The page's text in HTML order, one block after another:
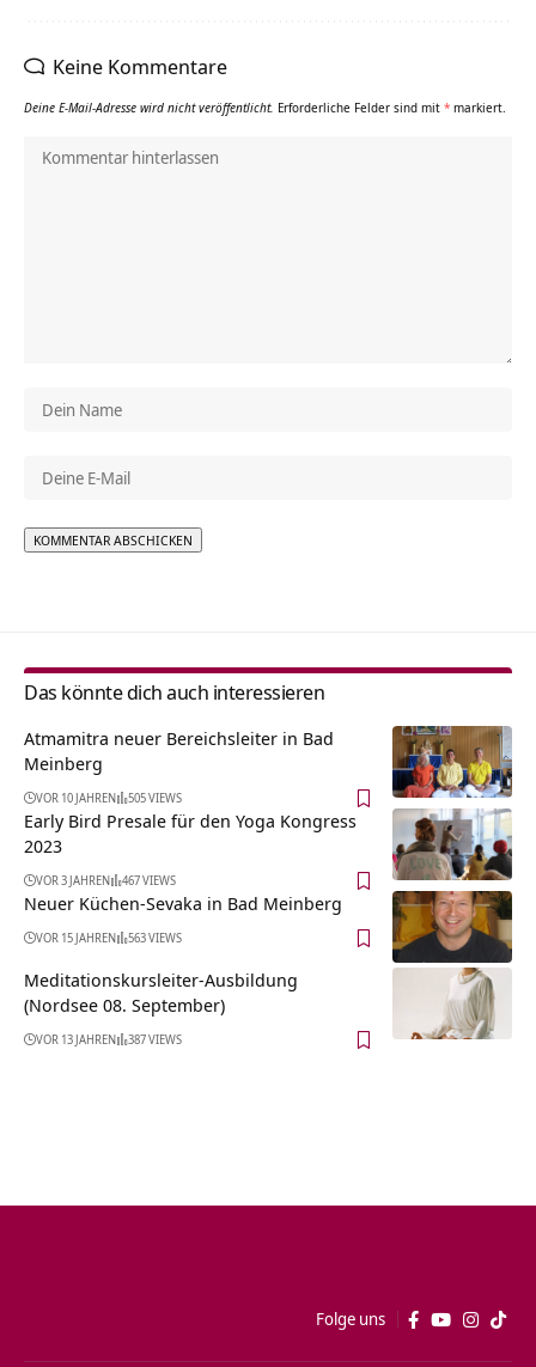
Keine Kommentare
Deine E-Mail-Adresse wird nicht veröffentlicht. Erforderliche Felder sind mit * markiert.
Das könnte dich auch interessieren
Atmamitra neuer Bereichsleiter in Bad
Meinberg
VOR 10 JAHREN 505 VIEWS
Early Bird Presale für den Yoga Kongress
2023
VOR 3 JAHREN 467 VIEWS
Neuer Küchen-Sevaka in Bad Meinberg
VOR 15 JAHREN 563 VIEWS
Meditationskursleiter-Ausbildung
(Nordsee 08. September)
VOR 13 JAHREN 387 VIEWS
Folge uns